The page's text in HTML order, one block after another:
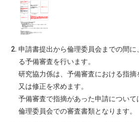
申請書提出から倫理委員会までの間
る予備審査を行います。
研究協力係は、予備審査における指
又は修正を求めます。
予備審査で指摘があった申請につい
倫理委員会での審査書類となります。